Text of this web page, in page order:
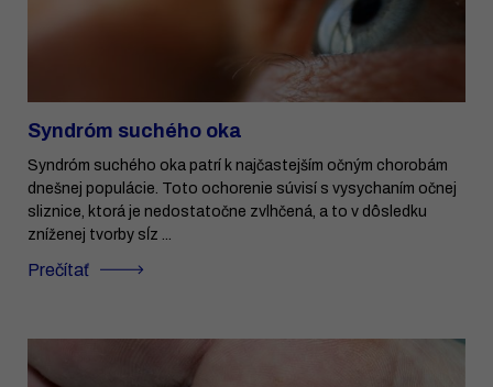
Syndróm suchého oka
Syndróm suchého oka patrí k najčastejším očným chorobám
dnešnej populácie. Toto ochorenie súvisí s vysychaním očnej
sliznice, ktorá je nedostatočne zvlhčená, a to v dôsledku
zníženej tvorby sĺz ...
Prečítať